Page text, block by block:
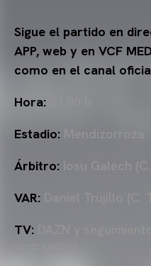
Sigue el partido en
APP, web y en VCF
como en el canal
Hora:
Estadio:
Árbitro:
VAR:
TV: